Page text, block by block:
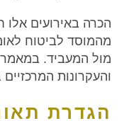
הכרה באירועים אלו
מהמוסד לביטוח
מול המעביד.
והעקרונות
הגדרת